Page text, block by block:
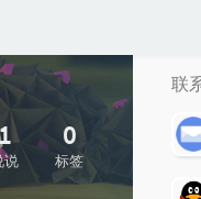
说
0
标签
联